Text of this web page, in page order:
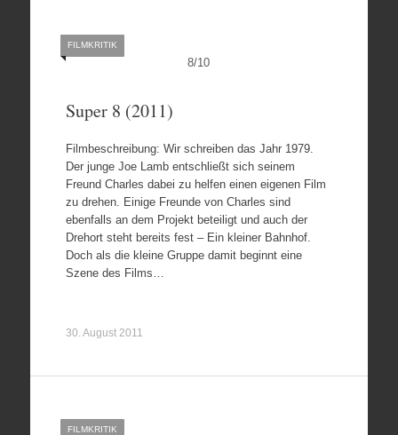
8/10
FILMKRITIK
Super 8 (2011)
Filmbeschreibung: Wir schreiben das Jahr 1979.
Der junge Joe Lamb entschließt sich seinem
Freund Charles dabei zu helfen einen eigenen Film
zu drehen. Einige Freunde von Charles sind
ebenfalls an dem Projekt beteiligt und auch der
Drehort steht bereits fest – Ein kleiner Bahnhof.
Doch als die kleine Gruppe damit beginnt eine
Szene des Films…
30. August 2011
FILMKRITIK